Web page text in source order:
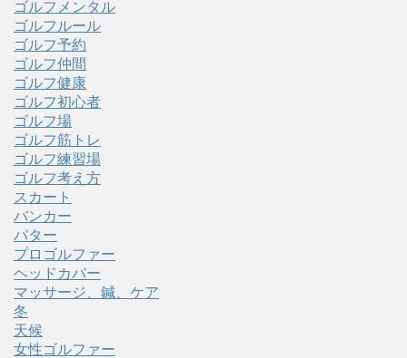
ゴルフメンタル
ゴルフルール
ゴルフ予約
ゴルフ仲間
ゴルフ健康
ゴルフ初心者
ゴルフ場
ゴルフ筋トレ
ゴルフ練習場
ゴルフ考え方
スカート
バンカー
パター
プロゴルファー
ヘッドカバー
マッサージ、鍼、ケア
冬
天候
女性ゴルファー